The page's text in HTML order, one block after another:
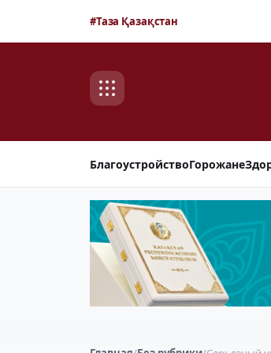
#Таза Қазақстан
БлагоустройствоГорожане